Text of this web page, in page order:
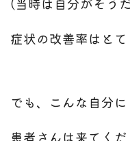
症状の改善率はとて
でも、こんな自分に
患者さんは来てくだ